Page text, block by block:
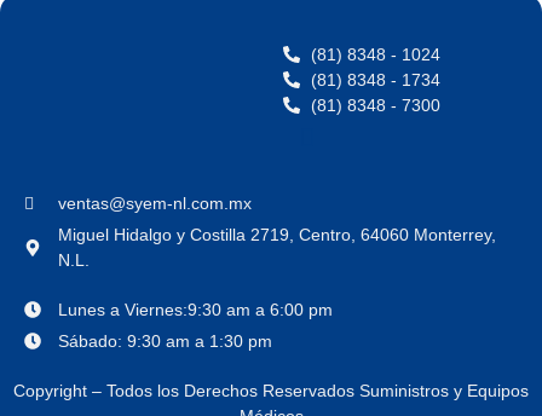
(81) 8348 - 1024
(81) 8348 - 1734
(81) 8348 - 7300
ventas@syem-nl.com.mx
Miguel Hidalgo y Costilla 2719, Centro, 64060 Monterrey,
N.L.
Lunes a Viernes:9:30 am a 6:00 pm
Sábado: 9:30 am a 1:30 pm
Copyright – Todos los Derechos Reservados Suministros y Equipos